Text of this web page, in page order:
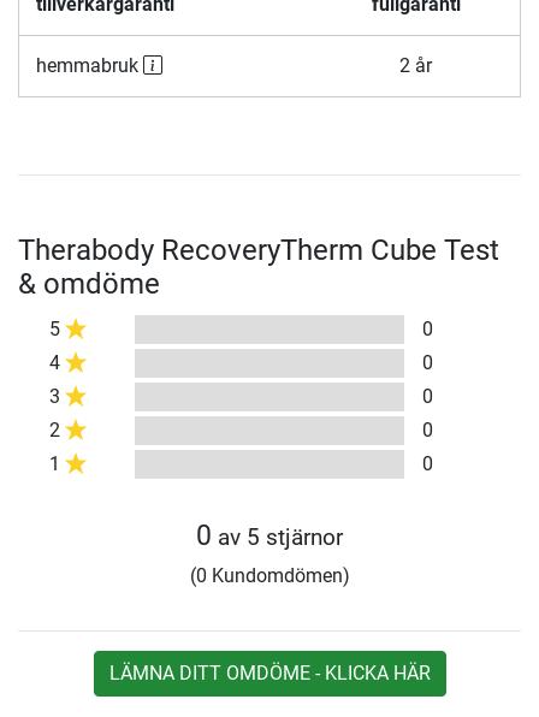
hemmabruk 2 år
Therabody RecoveryTherm Cube Test
& omdöme
5
0
4
0
3
0
2
0
1
0
0 av 5 stjärnor
(0 Kundomdömen)
LÄMNA DITT OMDÖME - KLICKA HÄR